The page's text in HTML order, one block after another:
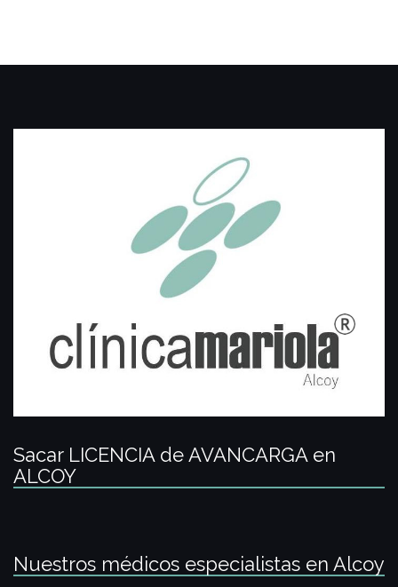
Sacar LICENCIA de AVANCARGA en
ALCOY
Nuestros médicos especialistas en Alcoy